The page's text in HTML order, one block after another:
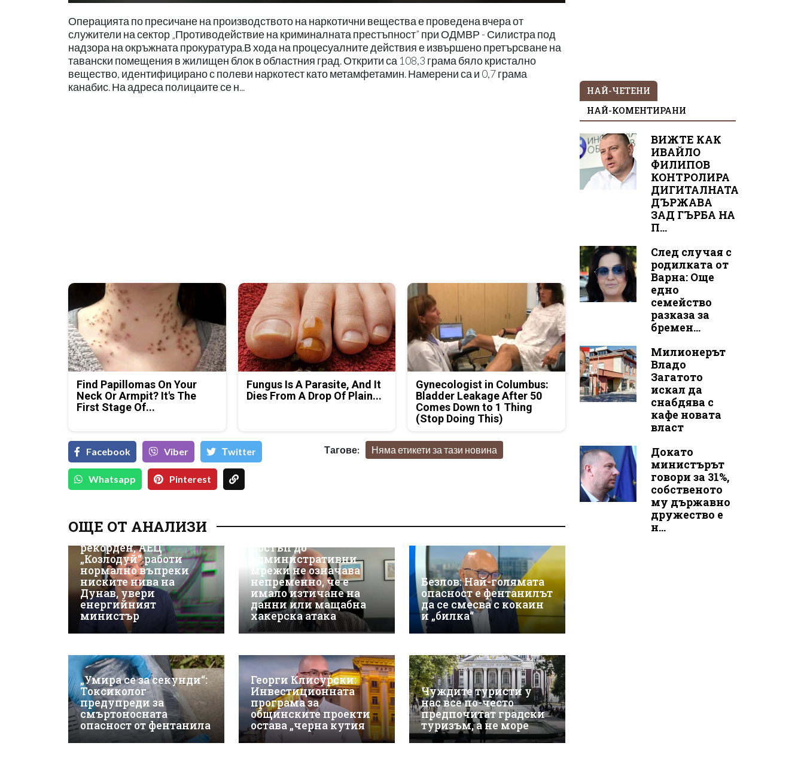
Операцията по пресичане на производството на наркотични вещества е проведена вчера от
служители на сектор „Противодействие на криминалната престъпност” при ОДМВР - Силистра под
надзора на окръжната прокуратура.В хода на процесуалните действия е извършено претърсване на
тавански помещения в жилищен блок в областния град. Открити са 108,3 грама бяло кристално
вещество, идентифицирано с полеви наркотест като метамфетамин. Намерени са и 0,7 грама
канабис. На адреса полицаите се н...
Find Papillomas On Your
Neck Or Armpit? It's The
First Stage Of...
Fungus Is A Parasite, And It
Dies From A Drop Of Plain...
Gynecologist in Columbus:
Bladder Leakage After 50
Comes Down to 1 Thing
(Stop Doing This)
Facebook Viber Тwitter
Whatsapp Pinterest
Тагове: Няма етикети за тази новина
ОЩЕ ОТ АНАЛИЗИ
Износът на ток е
рекорден, АЕЦ
„Козлодуй“ работи
нормално въпреки
ниските нива на
Дунав, увери
енергийният
министър
киберсигурност:
достъп до
административни
мрежи не означава
непременно, че е
имало изтичане на
данни или мащабна
хакерска атака
Безлов: Най-голямата
опасност е фентанилът
да се смесва с кокаин
и „билка“
„Умира се за секунди“:
Токсиколог
предупреди за
смъртоносната
опасност от фентанила
Георги Клисурски:
Инвестиционната
програма за
общинските проекти
остава „черна кутия
Чуждите туристи у
нас все по-често
предпочитат градски
туризъм, а не море
НАЙ-ЧЕТЕНИ
НАЙ-КОМЕНТИРАНИ
ВИЖТЕ КАК
ИВАЙЛО
ФИЛИПОВ
КОНТРОЛИРА
ДИГИТАЛНАТА
ДЪРЖАВА
ЗАД ГЪРБА НА
П...
След случая с
родилката от
Варна: Още
едно
семейство
разказа за
бремен...
Милионерът
Владо
Загатото
искал да
снабдява с
кафе новата
власт
Докато
министърът
говори за 31%,
собственото
му държавно
дружество е
н...